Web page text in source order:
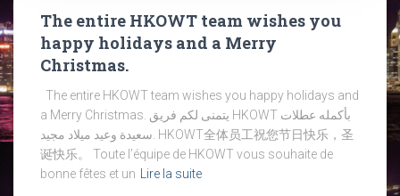
The entire HKOWT team wishes you
happy holidays and a Merry
Christmas.
The entire HKOWT team wishes you happy holidays and
a Merry Christmas. يتمنى لكم فريق HKOWT بأكمله عطلات
سعيدة وعيد ميلاد مجيد. HKOWT全体员工祝您节日快乐，圣
诞快乐。 Toute l’équipe de HKOWT vous souhaite de
bonne fêtes et un Lire la suite